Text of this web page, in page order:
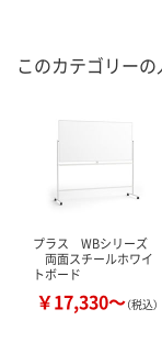
このカテゴリー
プラス WBシリーズ
両面スチールホワイ
トボード
￥17,330～（税込）